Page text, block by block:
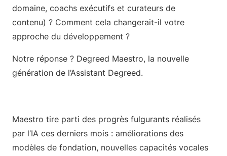
domaine, coachs exécutifs et curateurs de
contenu) ? Comment cela changerait-il votre
approche du développement ?
Notre réponse ? Degreed Maestro, la nouvelle
génération de l’Assistant Degreed.
Maestro tire parti des progrès fulgurants réalisés
par l’IA ces derniers mois : améliorations des
modèles de fondation, nouvelles capacités vocales